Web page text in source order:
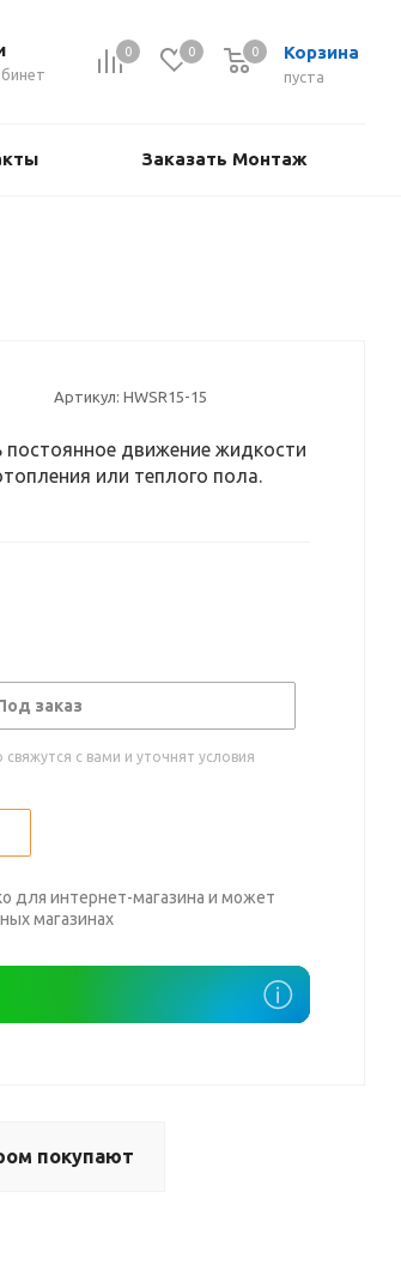
0 0 Корзина
пуста
0
Заказать Монтаж
Артикул: HWSR15-15
постоянное движение жидкости
или теплого пола.
заказ
с вами и уточнят условия
для интернет-магазина и может
магазинах
покупают